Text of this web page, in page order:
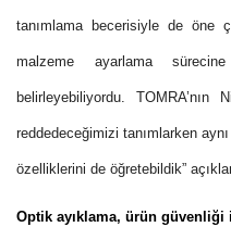
tanımlama becerisiyle de öne
malzeme ayarlama
belirleyebiliyordu.
reddedeceğimizi tanımlarken
özelliklerini de öğretebildik”
Optik ayıklama, ürün güvenliği